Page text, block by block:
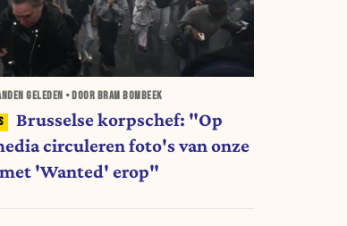
GELEDEN • DOOR BRAM BOMBEEK
Brusselse korpschef: "Op
circuleren foto's van onze
'Wanted' erop"